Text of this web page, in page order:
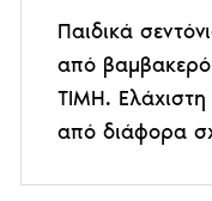
Παιδικά
από
ΤΙΜΗ.
από διάφορα